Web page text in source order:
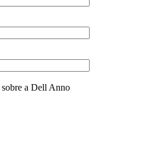
a Dell Anno